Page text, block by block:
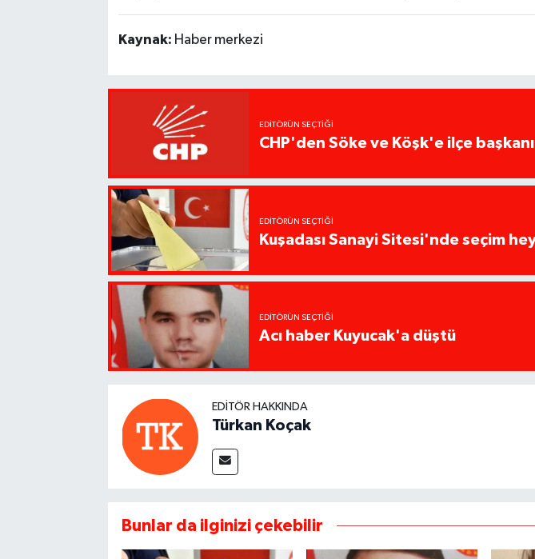
Kaynak: Haber merkezi
EDITÖRÜN SEÇTIĞI
CHP'den Söke ve Köşk'e ilçe başkanı
EDITÖRÜN SEÇTIĞI
Kuşadası Sanayi Sitesi'nde seçim
EDITÖRÜN SEÇTIĞI
Acı haber Kuyucak'a düştü
EDITÖR HAKKINDA
Türkan Koçak
Bunlar da ilginizi çekebilir